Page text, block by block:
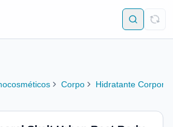
Corpo Hidratante Corporal